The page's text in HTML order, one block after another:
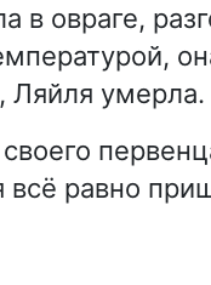
овраге,
Ляйля умерла.
всё равно